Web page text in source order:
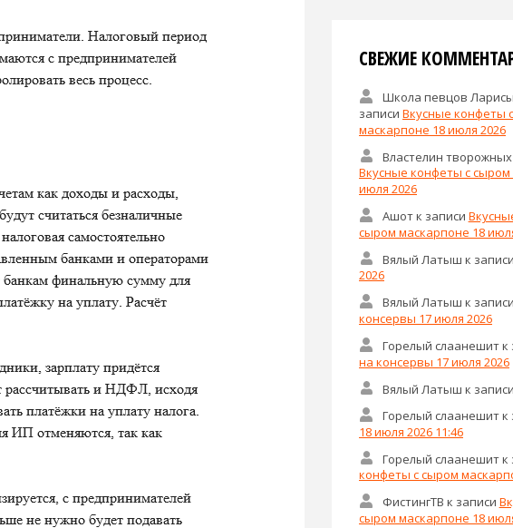
СВЕЖИЕ
Школа певцов
записи Вкусные конфеты
маскарпоне 18 июля 2026
Властелин
Вкусные конфеты с
июля 2026
Ашотк записи
сыром маскарпоне 18
Вялый Латыш к записи
2026
Вялый Латыш к записи
консервы 17 июля 2026
Горелый слаанешитк
на консервы 17 июля 2026
Вялый Латыш к записи
Горелый слаанешитк
18 июля 2026 11:46
Горелый слаанешитк
конфеты с сыром
ФистингТВ к записи
сыром маскарпоне 18